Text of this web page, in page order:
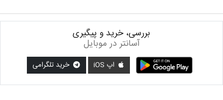
بررسی، خرید و پیگیری
آسانتر در موبایل
اپ iOS خرید تلگرامی